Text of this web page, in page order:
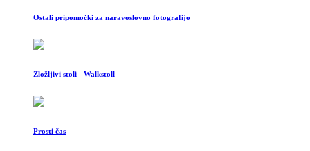
Ostali pripomočki za naravoslovno fotografijo
Zložljivi stoli - Walkstoll
Prosti čas